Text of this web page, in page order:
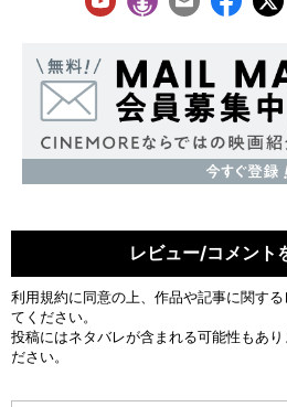
レビュー/コメント
利用規約に同意の上、作品や記事に関す
てください。
投稿にはネタバレが含まれる可能性もあ
ださい。